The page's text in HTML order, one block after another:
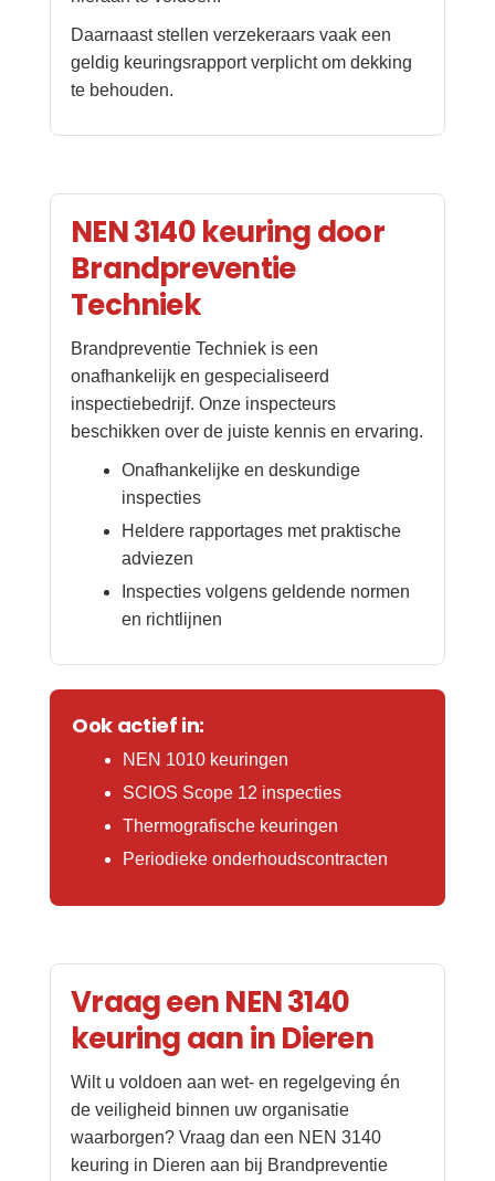
Daarnaast stellen verzekeraars vaak een
geldig keuringsrapport verplicht om dekking
te behouden.
NEN 3140 keuring door
Brandpreventie
Techniek
Brandpreventie Techniek is een
onafhankelijk en gespecialiseerd
inspectiebedrijf. Onze inspecteurs
beschikken over de juiste kennis en ervaring.
Onafhankelijke en deskundige
inspecties
Heldere rapportages met praktische
adviezen
Inspecties volgens geldende normen
en richtlijnen
Ook actief in:
NEN 1010 keuringen
SCIOS Scope 12 inspecties
Thermografische keuringen
Periodieke onderhoudscontracten
Vraag een NEN 3140
keuring aan in Dieren
Wilt u voldoen aan wet- en regelgeving én
de veiligheid binnen uw organisatie
waarborgen? Vraag dan een NEN 3140
keuring in Dieren aan bij Brandpreventie